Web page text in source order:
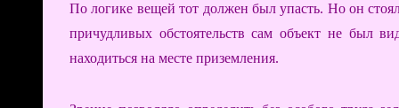
По логике вещей тот должен был упасть. Но он
причудливых обстоятельств сам объект не был
находиться на месте приземления.